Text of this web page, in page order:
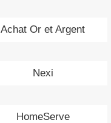
Achat Or et Argent
Nexi
HomeServe